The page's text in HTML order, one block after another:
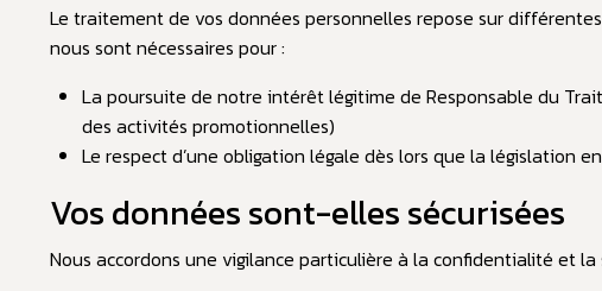
Le traitement de vos données personnelles repose sur
nous sont nécessaires pour :
La poursuite de notre intérêt légitime de Responsable du
des activités promotionnelles)
Le respect d’une obligation légale dès lors que la législation
Vos données sont-elles sécurisées
Nous accordons une vigilance particulière à la confidentialité et